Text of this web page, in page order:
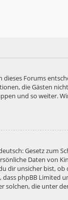
Forums
die Gästen
und so weiter.
Gesetz
Daten von
dir unsicher bist,
phpBB Limited
die unter